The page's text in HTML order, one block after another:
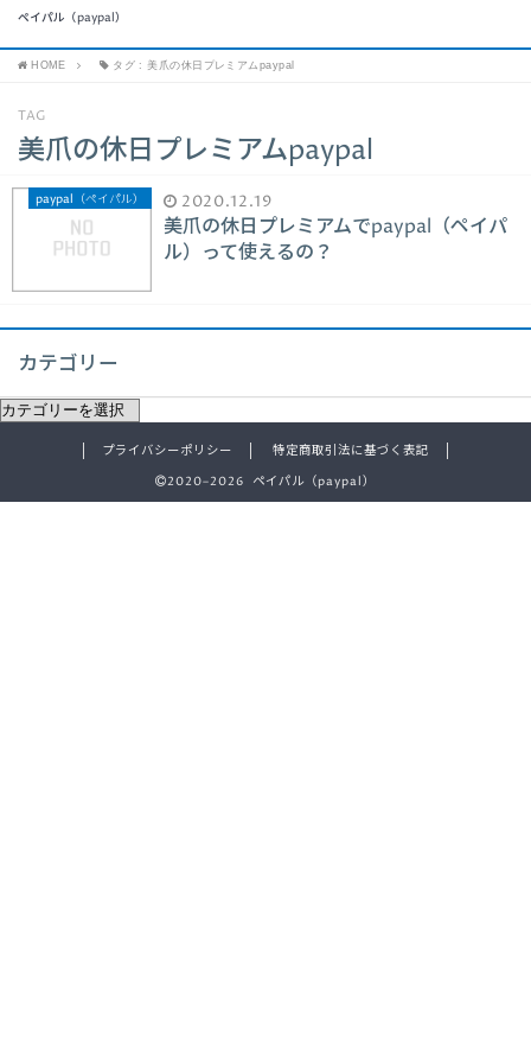
ペイパル（paypal）
HOME タグ : 美爪の休日プレミアムpaypal
TAG
美爪の休日プレミアムpaypal
paypal（ペイパル） 2020.12.19
美爪の休日プレミアムでpaypal（ペイパ
ル）って使えるの？
カテゴリー
プライバシーポリシー
特定商取引法に基づく表記
2020–2026 ペイパル（paypal）